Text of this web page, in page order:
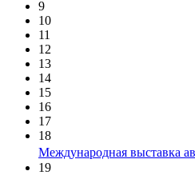
9
10
11
12
13
14
15
16
17
18
Международная выставка
19